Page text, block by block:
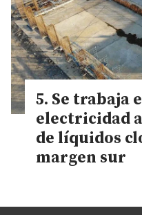
Se trabaja
electricidad
de líquidos
margen sur